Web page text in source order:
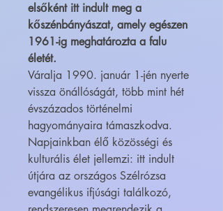
elsőként itt indult meg a
kőszénbányászat, amely egészen
1961-ig meghatározta a falu
életét.
Váralja 1990. január 1-jén nyerte
vissza önállóságát, több mint hét
évszázados történelmi
hagyományaira támaszkodva.
Napjainkban élő közösségi és
kulturális élet jellemzi: itt indult
útjára az országos Szélrózsa
evangélikus ifjúsági találkozó,